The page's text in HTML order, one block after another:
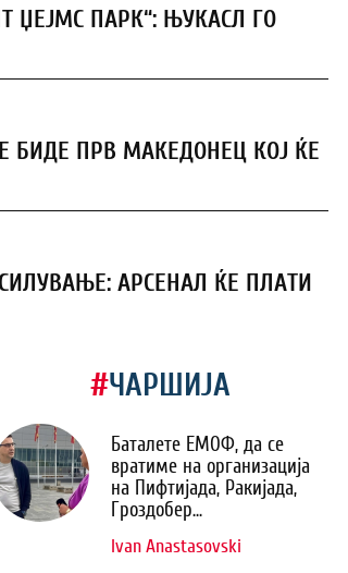
ЏЕЈМС ПАРК“: ЊУКАСЛ ГО
БИДЕ ПРВ МАКЕДОНЕЦ КОЈ ЌЕ
АРСЕНАЛ ЌЕ ПЛАТИ
#ЧАРШИЈА
Баталете ЕМОФ, да се
вратиме на организација
на Пифтијада, Ракијада,
Гроздобер...
Ivan Anastasovski